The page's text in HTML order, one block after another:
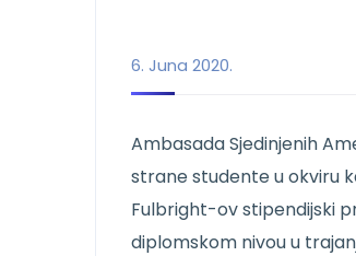
6. Juna 2020.
Ambasada Sjedinjenih
strane studente u okviru
Fulbright-ov stipendijski
diplomskom nivou u